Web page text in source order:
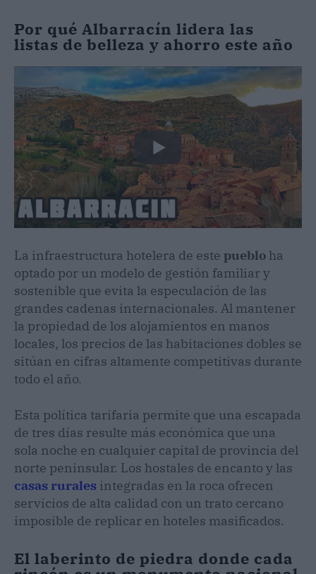
Por qué Albarracín lidera las
listas de belleza y ahorro este año
La infraestructura hotelera de este pueblo ha
optado por un modelo de gestión familiar y
sostenible que evita la especulación de las
grandes cadenas internacionales. Al mantener
la propiedad de los alojamientos en manos
locales, los precios de las habitaciones dobles se
sitúan en cifras altamente competitivas durante
todo el año.
Esta política tarifaria permite que una escapada
de tres días resulte más económica que una
sola noche en cualquier capital de provincia del
norte peninsular. Los hostales de encanto y las
casas rurales integradas en la roca ofrecen
servicios de alta calidad con un trato cercano
imposible de replicar en hoteles masificados.
El laberinto de piedra donde cada